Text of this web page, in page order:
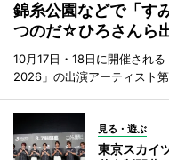
錦糸公園などで「す
つのだ☆ひろさんら
10月17日・18日に開催され
2026」の出演アーティスト
見る・遊ぶ
東京スカイ